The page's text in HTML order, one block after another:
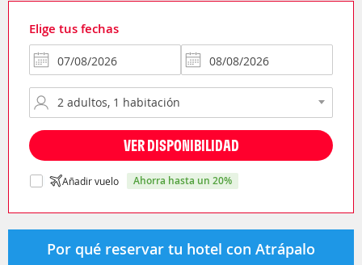
Elige tus fechas
VER DISPONIBILIDAD
Añadir vuelo ahorra hasta un 20%
Por qué reservar tu hotel con Atrápalo